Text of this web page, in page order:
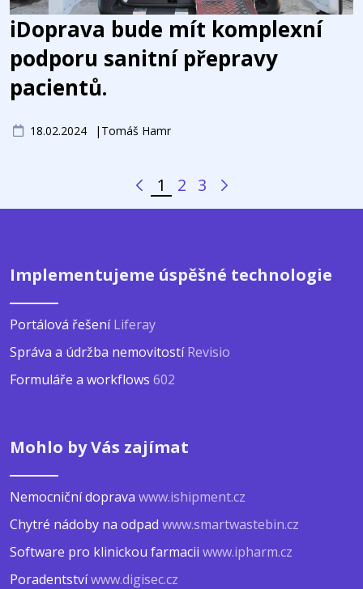
iDoprava bude mít komplexní
podporu sanitní přepravy
pacientů.
18.02.2024 Tomáš Hamr
Předchozí stránka
Stránka
1 Stránka
2 Stránka
3 Další stránka
Implementujeme úspěšné technologie
Portálová řešeníLiferay
Správa a údržba nemovitostíRevisio
Formuláře a workflows 602
Mohlo by Vás zajímat
Nemocniční doprava www.ishipment.cz
Chytré nádoby na odpad www.smartwastebin.cz
Software pro klinickou farmacii www.ipharm.cz
Poradentstvíwww.digisec.cz